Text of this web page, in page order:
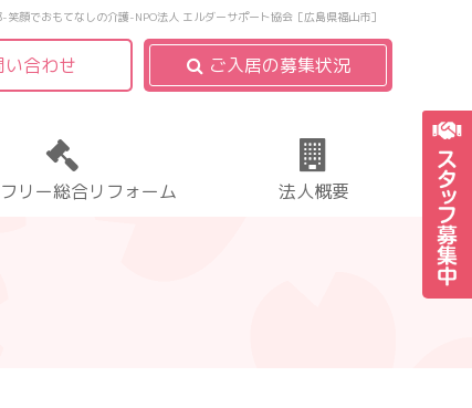
リー総合リフォーム 法人概要
-笑顔でおもてなしの介護-NPO法人 エルダーサポート協会［広島県福山市］
い合わせ ご入居の募集状況